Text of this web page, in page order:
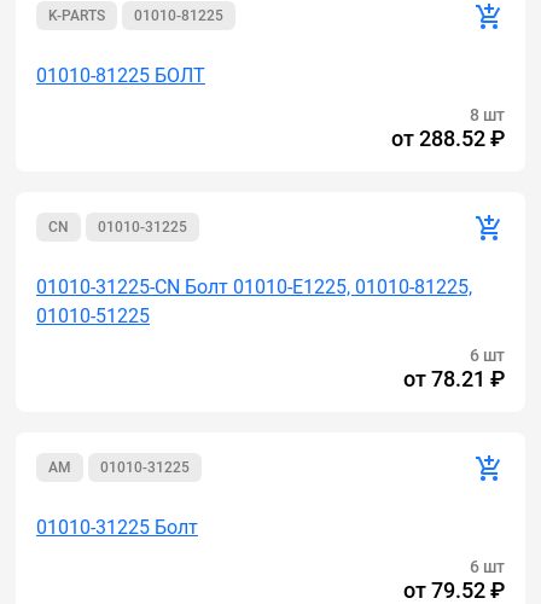
K-PARTS 01010-81225
01010-81225 БОЛТ
8 шт
от288.52 ₽
CN 01010-31225
01010-31225-CN Болт 01010-E1225, 01010-81225,
01010-51225
6 шт
от78.21 ₽
AM 01010-31225
01010-31225 Болт
6 шт
от79.52 ₽